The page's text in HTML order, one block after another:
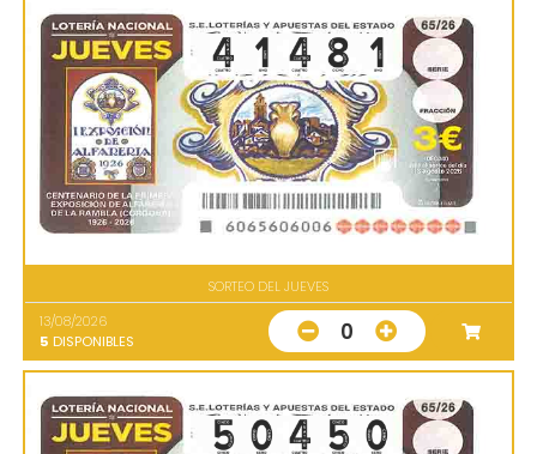
SORTEO DEL JUEVES
13/08/2026
5 DISPONIBLES 0